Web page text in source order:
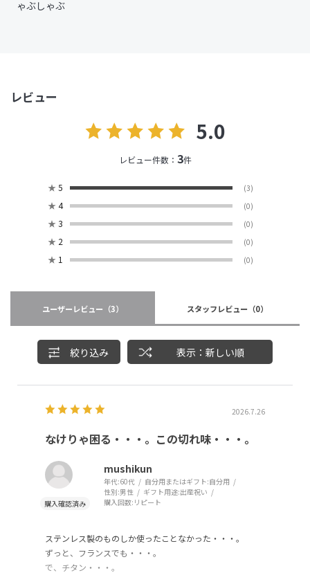
ゃぶしゃぶ
レビュー
5.0
レビュー件数： 3件
★ 5 (3)
★ 4 (0)
★ 3 (0)
★ 2 (0)
★ 1 (0)
ユーザーレビュー （3） スタッフレビュー （0）
絞り込み 表示：新しい順
2026.7.26
なけりゃ困る・・・。この切れ味・・・。
mushikun
年代:60代 自分用またはギフト:自分用
性別:男性 ギフト用途:出産祝い
購入回数: リピート
ステンレス製のものしか使ったことなかった・・・。
ずっと、フランスでも・・・。
で、チタン・・・。